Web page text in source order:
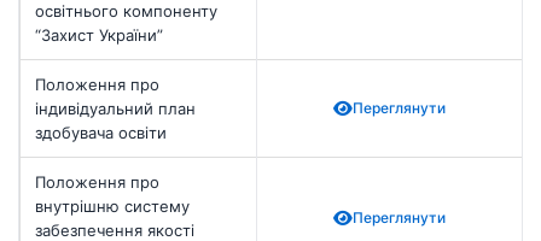
освітнього компоненту
“Захист України”
Положення про
індивідуальний план
здобувача освіти
Переглянути
Положення про
внутрішню систему
забезпечення якості
Переглянути